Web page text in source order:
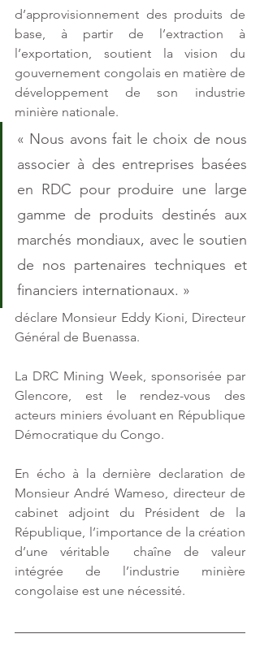
d’approvisionnement des produits de
base, à partir de l’extraction à
l’exportation, soutient la vision du
gouvernement congolais en matière de
développement de son industrie
minière nationale.
« Nous avons fait le choix de nous
associer à des entreprises basées
en RDC pour produire une large
gamme de produits destinés aux
marchés mondiaux, avec le soutien
de nos partenaires techniques et
financiers internationaux. »
déclare Monsieur Eddy Kioni, Directeur
Général de Buenassa.
La DRC Mining Week, sponsorisée par
Glencore, est le rendez-vous des
acteurs miniers évoluant en République
Démocratique du Congo.
En écho à la dernière declaration de
Monsieur André Wameso, directeur de
cabinet adjoint du Président de la
République, l’importance de la création
d’une véritable  chaîne de valeur
intégrée de l’industrie minière
congolaise est une nécessité.